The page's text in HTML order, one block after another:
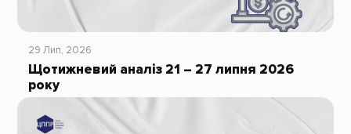
29 Лип, 2026
Щотижневий аналіз 21 – 27 липня 2026
року